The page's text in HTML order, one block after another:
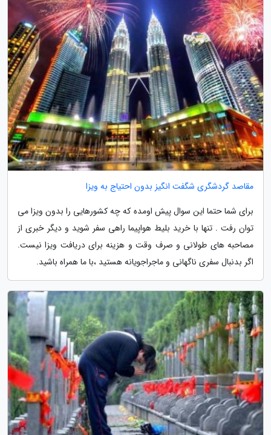
مقاصد گردشگری شگفت انگیز بدون احتیاج به ویزا
برای شما حتما این سوال پیش اومده که چه کشورهایی را بدون ویزا می
توان رفت . تنها با خرید بلیط هواپیما راهی سفر شوید و دیگر خبری از
مصاحبه های طولانی و صرف وقت و هزینه برای دریافت ویزا نیست.
اگر بدنبال سفری ناگهانی و ماجراجویانه هستید ،با ما همراه باشید.